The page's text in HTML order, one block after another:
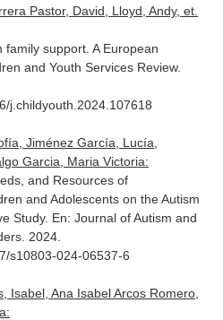
Pastor, David, Lloyd, Andy, et.
family support. A European
and Youth Services Review.
j.childyouth.2024.107618
Jiménez García, Lucía,
Garcia, Maria Victoria:
and Resources of
and Adolescents on the Autism
Study. En: Journal of Autism and
. 2024.
s10803-024-06537-6
Isabel, Ana Isabel Arcos Romero,